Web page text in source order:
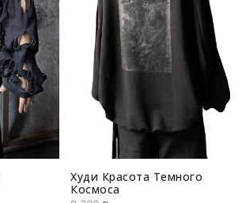
Худи Красота Темного
Космоса